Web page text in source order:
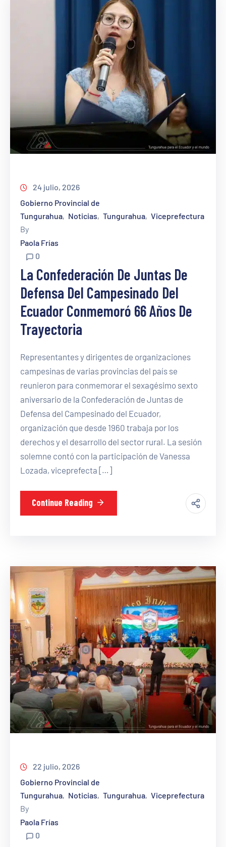
24 julio, 2026
Gobierno Provincial de
Tungurahua‚ Noticias‚ Tungurahua‚ Viceprefectura
By
Paola Frías
0
La Confederación De Juntas De
Defensa Del Campesinado Del
Ecuador Conmemoró 66 Años De
Trayectoria
Representantes y dirigentes de organizaciones
campesinas de varias provincias del país se
reunieron para conmemorar el sexagésimo sexto
aniversario de la Confederación de Juntas de
Defensa del Campesinado del Ecuador,
organización que desde 1960 trabaja por los
derechos y el desarrollo del sector rural. La sesión
solemne contó con la participación de Vanessa
Lozada, viceprefecta […]
Continue Reading
22 julio, 2026
Gobierno Provincial de
Tungurahua‚ Noticias‚ Tungurahua‚ Viceprefectura
By
Paola Frías
0